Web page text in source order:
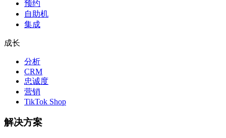
预约
自助机
集成
成长
分析
CRM
忠诚度
营销
TikTok Shop
解决方案